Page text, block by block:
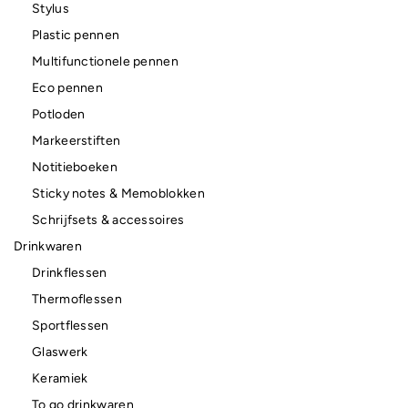
Stylus
Plastic pennen
Multifunctionele pennen
Eco pennen
Potloden
Markeerstiften
Notitieboeken
Sticky notes & Memoblokken
Schrijfsets & accessoires
Drinkwaren
Drinkflessen
Thermoflessen
Sportflessen
Glaswerk
Keramiek
To go drinkwaren